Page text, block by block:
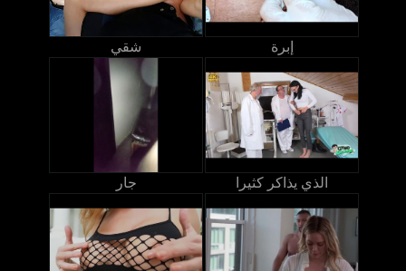
شقي إبرة
جار الذي يذاكر كثيرا